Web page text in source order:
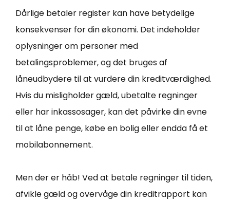
Dårlige betaler register kan have betydelige
konsekvenser for din økonomi. Det indeholder
oplysninger om personer med
betalingsproblemer, og det bruges af
låneudbydere til at vurdere din kreditværdighed.
Hvis du misligholder gæld, ubetalte regninger
eller har inkassosager, kan det påvirke din evne
til at låne penge, købe en bolig eller endda få et
mobilabonnement.
Men der er håb! Ved at betale regninger til tiden,
afvikle gæld og overvåge din kreditrapport kan